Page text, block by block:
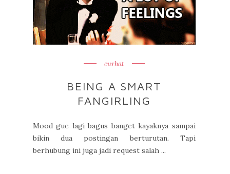
curhat
BEING A SMART
FANGIRLING
Mood gue lagi bagus banget kayaknya sampai
bikin dua postingan berturutan. Tapi
berhubung ini juga jadi request salah ...